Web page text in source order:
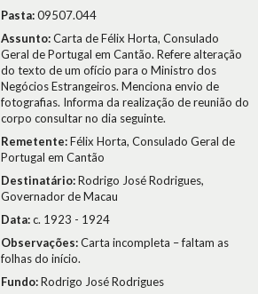
Pasta:09507.044
Assunto:Carta de Félix Horta, Consulado
Geral de Portugal em Cantão. Refere alteração
do texto de um ofício para o Ministro dos
Negócios Estrangeiros. Menciona envio de
fotografias. Informa da realização de reunião do
corpo consultar no dia seguinte.
Remetente:Félix Horta, Consulado Geral de
Portugal em Cantão
Destinatário:Rodrigo José Rodrigues,
Governador de Macau
Data:c. 1923 - 1924
Observações:Carta incompleta – faltam as
folhas do início.
Fundo:Rodrigo José Rodrigues